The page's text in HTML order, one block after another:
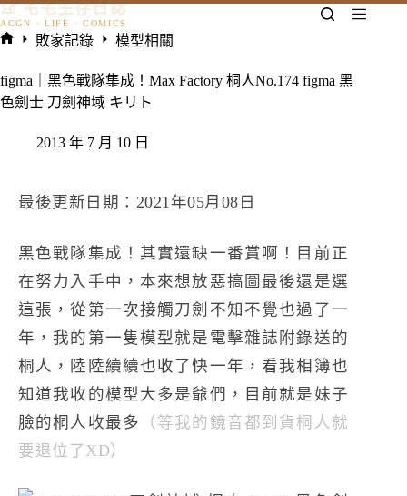
跳
至
要
內
𓃠 宅宅生存日誌
頁
敗家記錄 模型相關
figma｜黑色戰隊集成！Max Factory 桐人No.174 figma 黑
色劍士 刀劍神域 キリト
2013 年 7 月 10 日
最後更新日期：2021年05月08日
黑色戰隊集成！ 其實還缺一番賞啊！目前正
在努力入手中， 本來想放惡搞圖最後還是選
這張，從第一次接觸刀劍不知不覺也過了一
年，我的第一隻模型就是電擊雜誌附錄送的
桐人，陸陸續續也收了快一年，看我相簿也
知道我收的模型大多是爺們，目前就是妹子
臉的桐人收最多
（等我的鏡音都到貨桐人就
要退位了XD）